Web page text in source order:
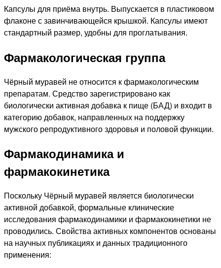
Капсулы для приёма внутрь. Выпускается в пластиковом
флаконе с завинчивающейся крышкой. Капсулы имеют
стандартный размер, удобны для проглатывания.
Фармакологическая группа
Чёрный муравей не относится к фармакологическим
препаратам. Средство зарегистрировано как
биологически активная добавка к пище (БАД) и входит в
категорию добавок, направленных на поддержку
мужского репродуктивного здоровья и половой функции.
Фармакодинамика и
фармакокинетика
Поскольку Чёрный муравей является биологически
активной добавкой, формальные клинические
исследования фармакодинамики и фармакокинетики не
проводились. Свойства активных компонентов основаны
на научных публикациях и данных традиционного
применения: